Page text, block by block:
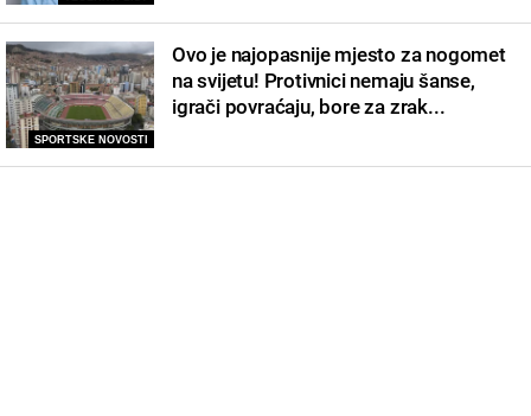
SPORTSKE NOVOSTI
Ovo je najopasnije mjesto za nogomet
na svijetu! Protivnici nemaju šanse,
igrači povraćaju, bore za zrak...